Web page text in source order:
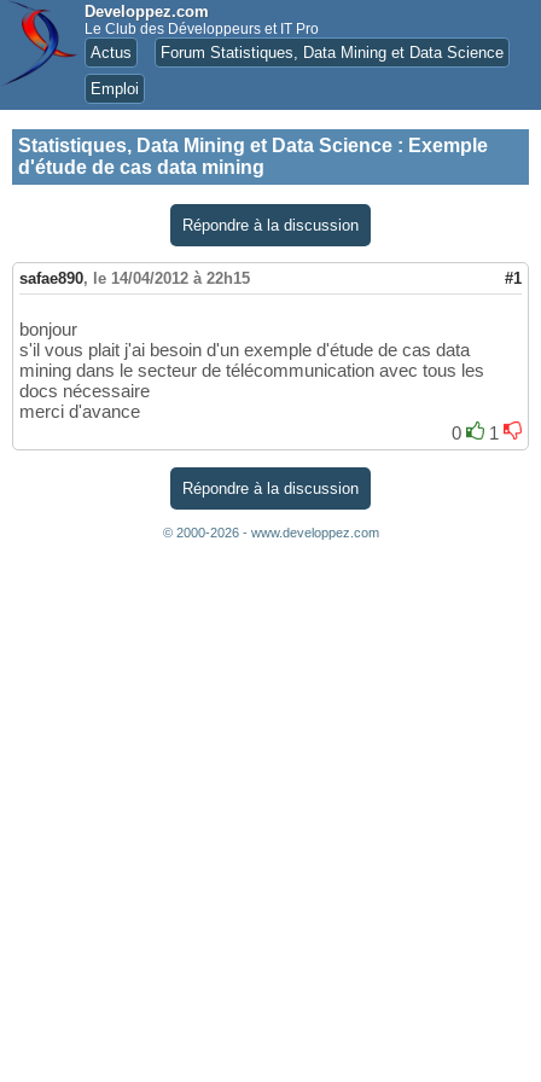
Developpez.com
Le Club des Développeurs et IT Pro
Actus
Forum Statistiques, Data Mining et Data Science
Emploi
Statistiques, Data Mining et Data Science : Exemple
d'étude de cas data mining
Répondre à la discussion
safae890, le 14/04/2012 à 22h15 #1
bonjour
s'il vous plait j'ai besoin d'un exemple d'étude de cas data
mining dans le secteur de télécommunication avec tous les
docs nécessaire
merci d'avance
0
1
Répondre à la discussion
© 2000-2026 - www.developpez.com